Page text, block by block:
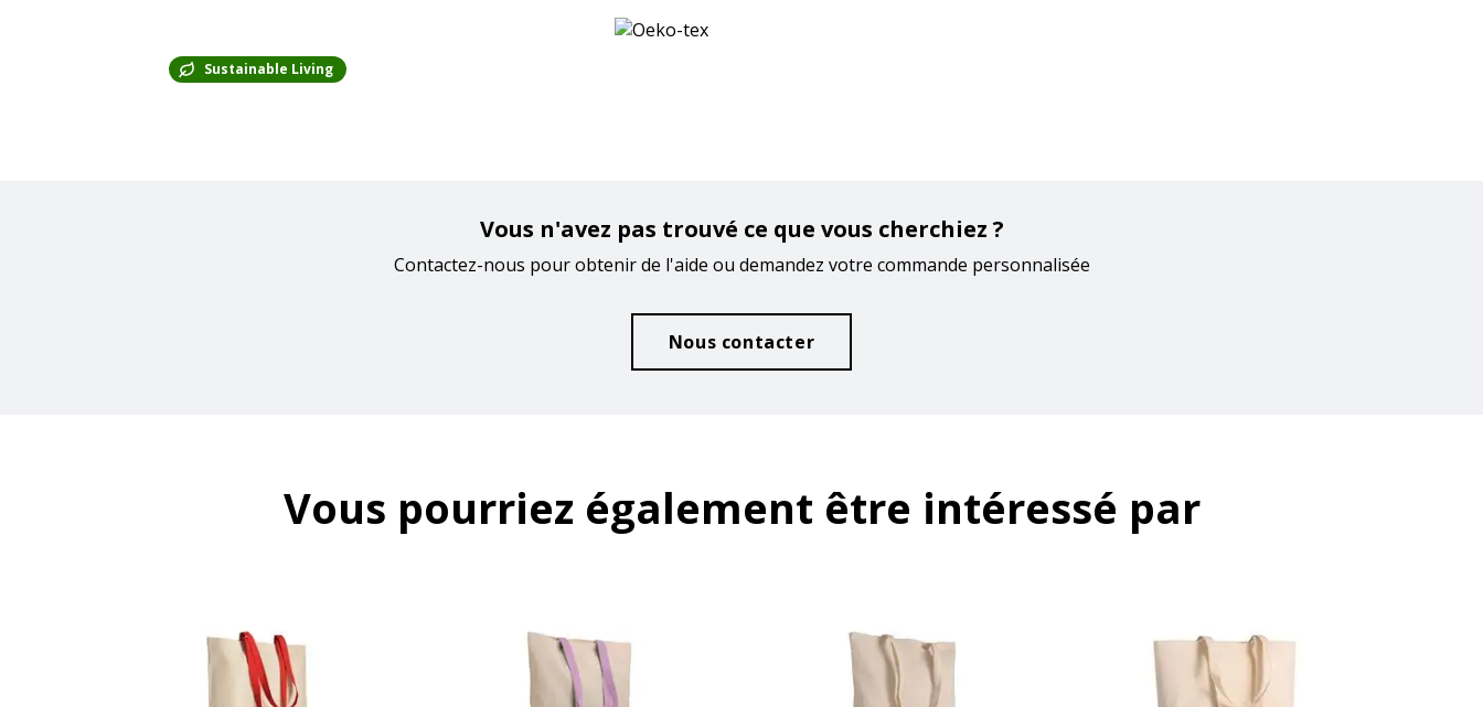
Sustainable Living
Vous n'avez pas trouvé ce que vous cherchiez ?
Contactez-nous pour obtenir de l'aide ou demandez votre commande personnalisée
Nous contacter
Vous pourriez également être intéressé par